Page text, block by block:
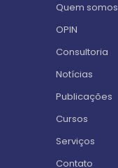
Quem somos
OPIN
Consultoria
Notícias
Publicações
Cursos
Serviços
Contato